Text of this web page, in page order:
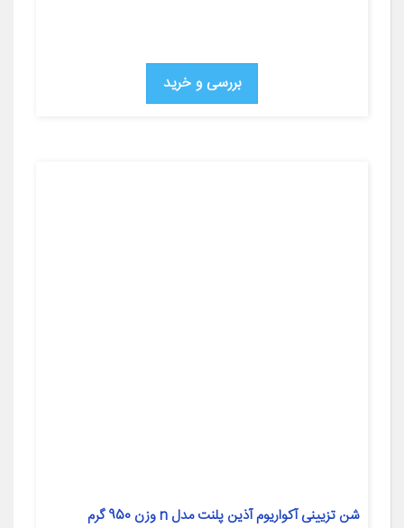
بررسی و خرید
شن تزیینی آکواریوم آذین پلنت مدل n وزن 950 گرم